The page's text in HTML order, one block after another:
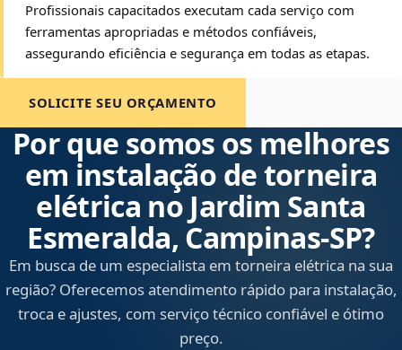
Profissionais capacitados executam cada serviço com
ferramentas apropriadas e métodos confiáveis,
assegurando eficiência e segurança em todas as etapas.
SOLICITE SEU ORÇAMENTO
Por que somos os melhores
em instalação de torneira
elétrica no Jardim Santa
Esmeralda, Campinas‑SP?
Em busca de um especialista em torneira elétrica na sua
região? Oferecemos atendimento rápido para instalação,
troca e ajustes, com serviço técnico confiável e ótimo
preço.